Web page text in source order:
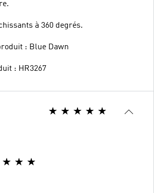
à 360 degrés.
: Blue Dawn
: HR3267